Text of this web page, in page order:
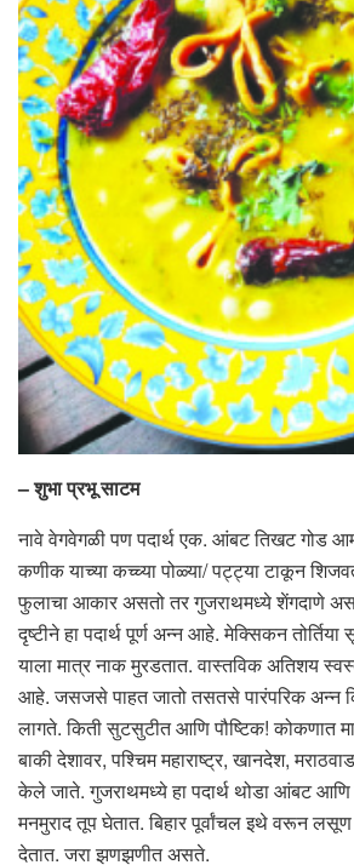
– शुभा प्रभू साटम
नावे वेगवेगळी पण पदार्थ एक. आंबट तिखट गोड
कणीक याच्या कच्च्या पोळ्या/ पट्ट्या टाकून
फुलाचा आकार असतो तर गुजराथमध्ये शेंगदाणे
दृष्टीने हा पदार्थ पूर्ण अन्न आहे. मेक्सिकन तोर्तिया
याला मात्र नाक मुरडतात. वास्तविक अतिशय
आहे. जसजसे पाहत जातो तसतसे पारंपरिक अन्न
लागते. किती सुटसुटीत आणि पौष्टिक! कोकणात
बाकी देशावर, पश्चिम महाराष्ट्र, खानदेश,
केले जाते. गुजराथमध्ये हा पदार्थ थोडा आंबट
मनमुराद तूप घेतात. बिहार पूर्वांचल इथे वरून
देतात. जरा झणझणीत असते.